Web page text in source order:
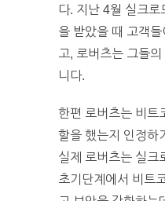
다. 지난 4월 실크로
을 받았을 때 고객
고, 로버츠는 그들
니다.
한편 로버츠는 비트
할을 했는지 인정하
실제 로버츠는 실크
초기단계에서 비트